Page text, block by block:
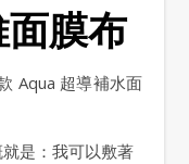
膜布
Aqua 超導補水面
是：我可以敷著